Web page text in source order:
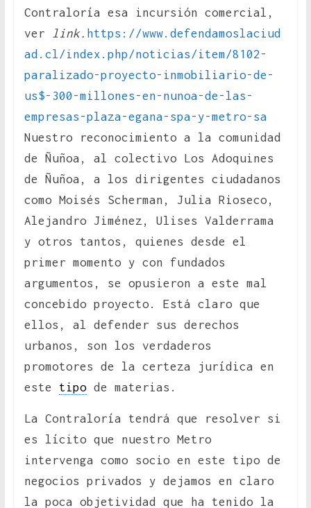
Contraloría esa incursión comercial,
ver link. https://www.defendamoslaciud
ad.cl/index.php/noticias/item/8102-
paralizado-proyecto-inmobiliario-de-
us$-300-millones-en-nunoa-de-las-
empresas-plaza-egana-spa-y-metro-sa
Nuestro reconocimiento a la comunidad
de Ñuñoa, al colectivo Los Adoquines
de Ñuñoa, a los dirigentes ciudadanos
como Moisés Scherman, Julia Rioseco,
Alejandro Jiménez, Ulises Valderrama
y otros tantos, quienes desde el
primer momento y con fundados
argumentos, se opusieron a este mal
concebido proyecto. Está claro que
ellos, al defender sus derechos
urbanos, son los verdaderos
promotores de la certeza jurídica en
este tipode materias.
La Contraloría tendrá que resolver si
es lícito que nuestro Metro
intervenga como socio en este tipo de
negocios privados y dejamos en claro
la poca objetividad que ha tenido la